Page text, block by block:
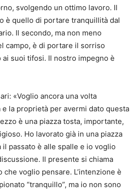
svolgendo un ottimo lavoro. Il
è quello di portare tranquillità dal
Il secondo, ma non meno
campo, è di portare il sorriso
ai suoi tifosi. Il nostro impegno è
«Voglio ancora una volta
la proprietà per avermi dato questa
è una piazza tosta, importante,
Ho lavorato già in una piazza
passato è alle spalle e io voglio
Il presente si chiama
che voglio pensare. L’intenzione è
“tranquillo”, ma io non sono